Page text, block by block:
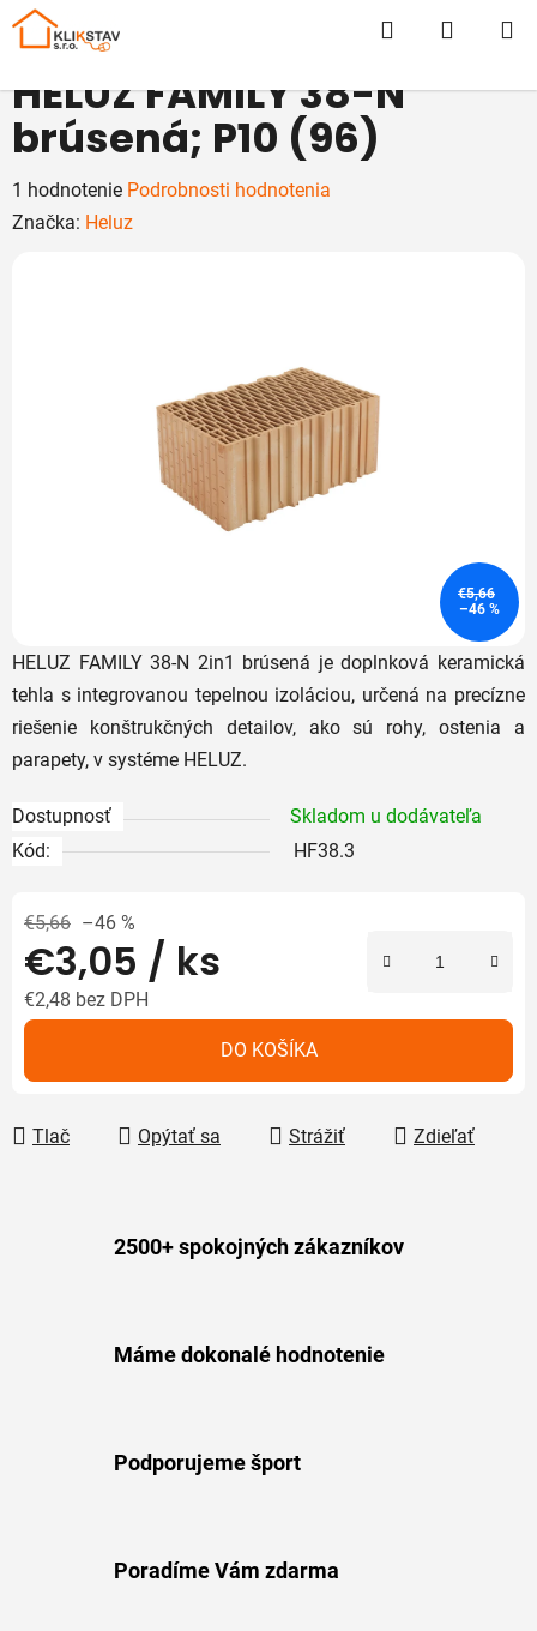
Prejsť
Hľadať
HELUZ FAMILY 38-N 2in1 brúsená je doplnková keramická
tehla s integrovanou tepelnou izoláciou, určená na precízne
riešenie konštrukčných detailov, ako sú rohy, ostenia a
parapety, v systéme HELUZ.
Dostupnosť
Skladom u dodávateľa
Kód:
HF38.3
€5,66 –46 %
€3,05 / ks
€2,48 bez DPH
DO KOŠÍKA
Tlač Opýtať sa Strážiť Zdieľať
HELUZ FAMILY 38-N
brúsená; P10 (96)
Priemerné
hodnotenie
1 hodnotenie Podrobnosti hodnotenia
Značka: Heluz
€5,66
–46 %
2500+ spokojných zákazníkov
Máme dokonalé hodnotenie
Podporujeme šport
Poradíme Vám zdarma